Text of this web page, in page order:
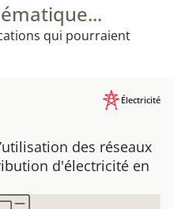
qui pourraient
des réseaux
d'électricité en
Électricité